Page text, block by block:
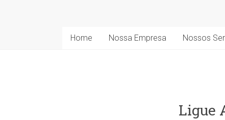
Home Nossa Empresa Nossos
Ligue